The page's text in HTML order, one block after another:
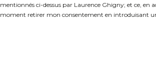
mentionnés ci-dessus par Laurence Ghigny; et ce, en
moment retirer mon consentement en introduisant